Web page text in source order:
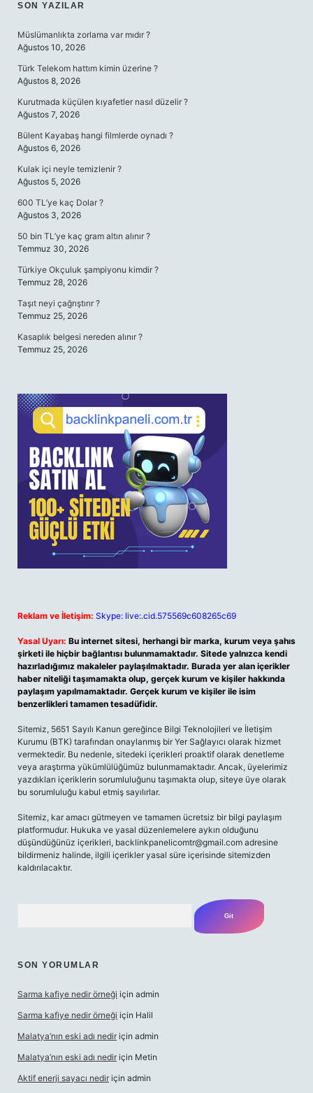
SIDEBAR
SON YAZILAR
Müslümanlıkta zorlama var mıdır ?
Ağustos 10, 2026
Türk Telekom hattım kimin üzerine ?
Ağustos 8, 2026
Kurutmada küçülen kıyafetler nasıl düzelir ?
Ağustos 7, 2026
Bülent Kayabaş hangi filmlerde oynadı ?
Ağustos 6, 2026
Kulak içi neyle temizlenir ?
Ağustos 5, 2026
600 TL’ye kaç Dolar ?
Ağustos 3, 2026
50 bin TL’ye kaç gram altın alınır ?
Temmuz 30, 2026
Türkiye Okçuluk şampiyonu kimdir ?
Temmuz 28, 2026
Taşıt neyi çağrıştırır ?
Temmuz 25, 2026
Kasaplık belgesi nereden alınır ?
Temmuz 25, 2026
Reklam ve İletişim: Skype: live:.cid.575569c608265c69
Yasal Uyarı: Bu internet sitesi, herhangi bir marka, kurum veya şahıs
şirketi ile hiçbir bağlantısı bulunmamaktadır. Sitede yalnızca kendi
hazırladığımız makaleler paylaşılmaktadır. Burada yer alan içerikler
haber niteliği taşımamakta olup, gerçek kurum ve kişiler hakkında
paylaşım yapılmamaktadır. Gerçek kurum ve kişiler ile isim
benzerlikleri tamamen tesadüfidir.
Sitemiz, 5651 Sayılı Kanun gereğince Bilgi Teknolojileri ve İletişim
Kurumu (BTK) tarafından onaylanmış bir Yer Sağlayıcı olarak hizmet
vermektedir. Bu nedenle, sitedeki içerikleri proaktif olarak denetleme
veya araştırma yükümlülüğümüz bulunmamaktadır. Ancak, üyelerimiz
yazdıkları içeriklerin sorumluluğunu taşımakta olup, siteye üye olarak
bu sorumluluğu kabul etmiş sayılırlar.
Sitemiz, kar amacı gütmeyen ve tamamen ücretsiz bir bilgi paylaşım
platformudur. Hukuka ve yasal düzenlemelere aykırı olduğunu
düşündüğünüz içerikleri, backlinkpanelicomtr@gmail.com adresine
bildirmeniz halinde, ilgili içerikler yasal süre içerisinde sitemizden
kaldırılacaktır.
SON YORUMLAR
Sarma kafiye nedir örneği için admin
Sarma kafiye nedir örneği için Halil
Malatya’nın eski adı nedir için admin
Malatya’nın eski adı nedir için Metin
Aktif enerji sayacı nedir için admin